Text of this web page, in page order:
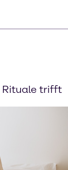
Rituale trifft